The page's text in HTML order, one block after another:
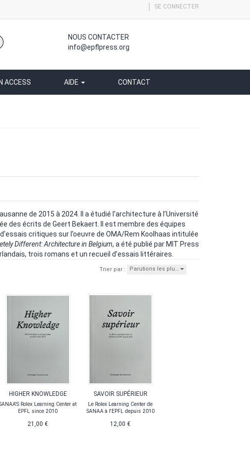
SE CONNECTER
NOUS CONTACTER
info@epflpress.org
ACCESS AIDE CONTACT
de 2015 à 2024. Il a étudié l’architecture à l’Université
des écrits de Geert Bekaert. Il est membre des équipes
critiques sur l’oeuvre de OMA/Rem Koolhaas intitulée
Different: Architecture in Belgium, a été publié par MIT Press
trois romans et un recueil d’essais littéraires.
Trier par : Parutions les plu…
HIGHER KNOWLEDGE
Rolex Learning Center at
EPFL since 2010
21,00 €
SAVOIR SUPÉRIEUR
Le Rolex Learning Center de
SANAA à l'EPFL depuis 2010
12,00 €